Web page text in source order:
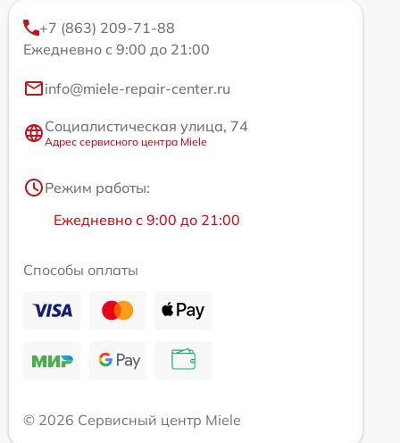
+7 (863) 209-71-88
Ежедневно с 9:00 до 21:00
info@miele-repair-center.ru
Социалистическая улица, 74
Адрес сервисного центра Miele
Режим работы:
Ежедневно с 9:00 до 21:00
Способы оплаты
© 2026 Сервисный центр Miele